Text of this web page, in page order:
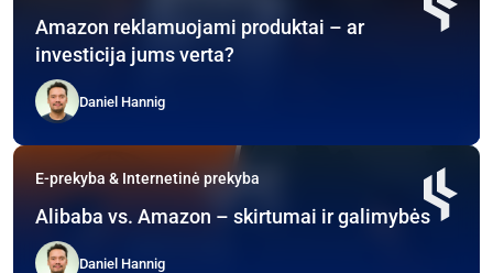
Amazon reklamuojami produktai – ar
investicija jums verta?
Daniel Hannig
E-prekyba & Internetinė prekyba
Alibaba vs. Amazon – skirtumai ir galimybės
Daniel Hannig